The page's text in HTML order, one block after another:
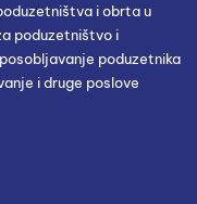
i obrta u
poduzetništvo i
poduzetnika
i druge poslove